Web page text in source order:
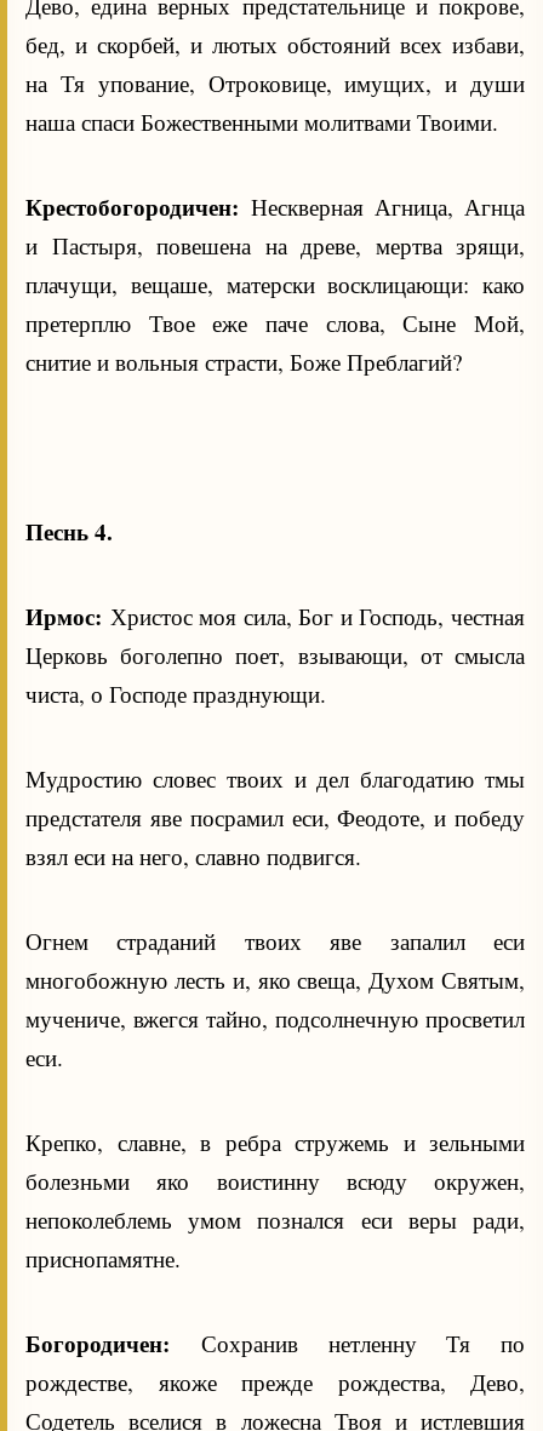
бед, и скорбей, и лютых обстояний всех избави,
на Тя упование, Отроковице, имущих, и души
наша спаси Божественными молитвами Твоими.
Крестобогородичен: Нескверная Агница, Агнца
и Пастыря, повешена на древе, мертва зрящи,
плачущи, вещаше, матерски восклицающи: како
претерплю Твое еже паче слова, Сыне Мой,
снитие и вольныя страсти, Боже Преблагий?
Песнь 4.
Ирмос: Христос моя сила, Бог и Господь, честная
Церковь боголепно поет, взывающи, от смысла
чиста, о Господе празднующи.
Мудростию словес твоих и дел благодатию тмы
предстателя яве посрамил еси, Феодоте, и победу
взял еси на него, славно подвигся.
Огнем страданий твоих яве запалил еси
многобожную лесть и, яко свеща, Духом Святым,
мучениче, вжегся тайно, подсолнечную просветил
еси.
Крепко, славне, в ребра стружемь и зельными
болезньми яко воистинну всюду окружен,
непоколеблемь умом познался еси веры ради,
приснопамятне.
Богородичен: Сохранив нетленну Тя по
рождестве, якоже прежде рождества, Дево,
Содетель вселися в ложесна Твоя и истлевшия